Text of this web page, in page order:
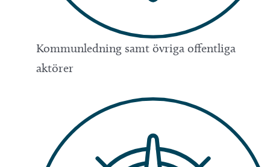
Kommunledning samt övriga offentliga
aktörer